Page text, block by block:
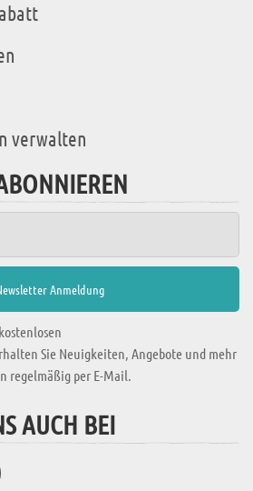
verwalten
Sie Neuigkeiten, Angebote und mehr
regelmäßig per E-Mail.
AUCH BEI